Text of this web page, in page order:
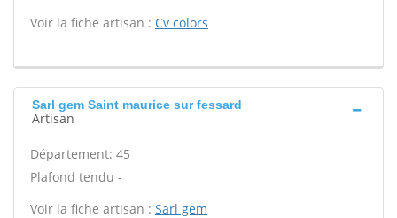
Voir la fiche artisan : Cv colors
Sarl gem Saint maurice sur fessard
Artisan
Département: 45
Plafond tendu -
Voir la fiche artisan : Sarl gem